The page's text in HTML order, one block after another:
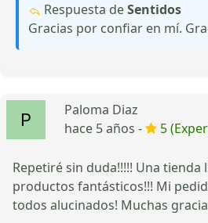
Respuesta deSentidos
Gracias por confiar en mí.
Paloma Diaz
hace 5 años -
5
Repetiré sin duda!!!!! Una tienda
productos fantásticos!!! Mi
todos alucinados! Muchas